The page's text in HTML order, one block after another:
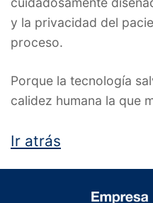
y la privacidad del
proceso.
Porque la tecnología
calidez humana la que
Ir atrás